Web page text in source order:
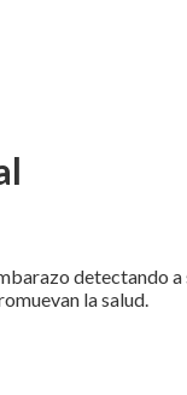
detectando
la salud.